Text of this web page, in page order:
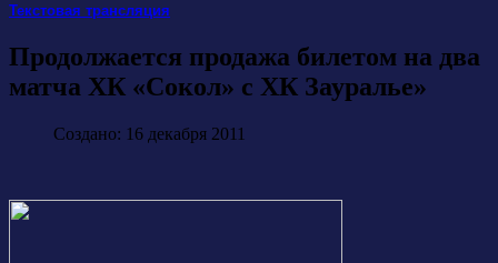
Текстовая трансляция
Продолжается продажа билетом на два
матча ХК «Сокол» с ХК Зауралье»
Создано: 16 декабря 2011